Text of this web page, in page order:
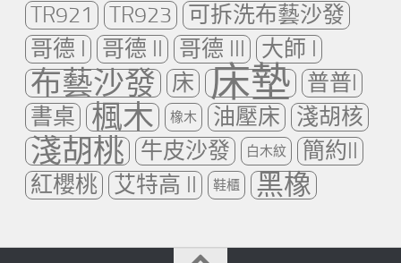
TR921
TR923
可拆洗布藝沙發
哥德 I
哥德 II 哥德 III 大師 I
布藝沙發 床 床墊
普普I
書桌
楓木 橡木 油壓床 淺胡核
淺胡桃 牛皮沙發 白木紋
簡約II
紅櫻桃
艾特高 II 鞋櫃 黑橡